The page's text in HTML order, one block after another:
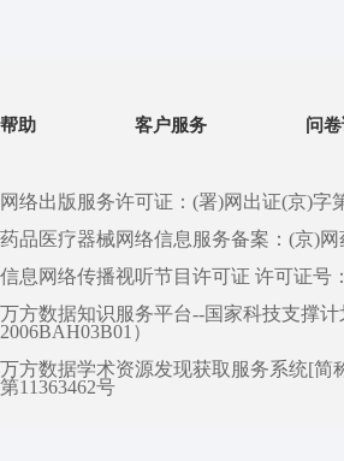
帮助 客户服务 问
网络出版服务许可证：(署)网出证(京)字
药品医疗器械网络信息服务备案：(京)
信息网络传播视听节目许可证 许可证号
万方数据知识服务平台--国家科技支撑计
2006BAH03B01）
万方数据学术资源发现获取服务系统[简
第11363462号